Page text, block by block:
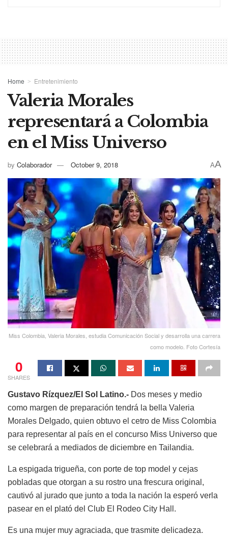
Home Entretenimiento
Valeria Morales
representará a Colombia
en el Miss Universo
by Colaborador October 9, 2018 AA
Miss Colombia, Valeria Morales, estudia Comunicación Social y desarrolla una carrera
como modelo. Foto Cortesía
0
SHARES
Gustavo Rízquez/El Sol Latino.- Dos meses y medio
como margen de preparación tendrá la bella Valeria
Morales Delgado, quien obtuvo el cetro de Miss Colombia
para representar al país en el concurso Miss Universo que
se celebrará a mediados de diciembre en Tailandia.
La espigada trigueña, con porte de top model y cejas
pobladas que otorgan a su rostro una frescura original,
cautivó al jurado que junto a toda la nación la esperó verla
pasear en el plató del Club El Rodeo City Hall.
Es una mujer muy agraciada, que trasmite delicadeza.